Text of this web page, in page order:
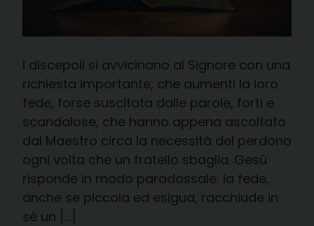
I discepoli si avvicinano al Signore con una
richiesta importante, che aumenti la loro
fede, forse suscitata dalle parole, forti e
scandalose, che hanno appena ascoltato
dal Maestro circa la necessità del perdono
ogni volta che un fratello sbaglia. Gesù
risponde in modo paradossale: la fede,
anche se piccola ed esigua, racchiude in
sé un […]